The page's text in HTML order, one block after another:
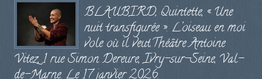
BLAUBIRD, Quintette, « Une
nuit transfigurée ». L’oiseau en moi
vole où il veut.Théâtre Antoine
Vitez, 1 rue Simon Dereure, Ivry-sur-Seine, Val-